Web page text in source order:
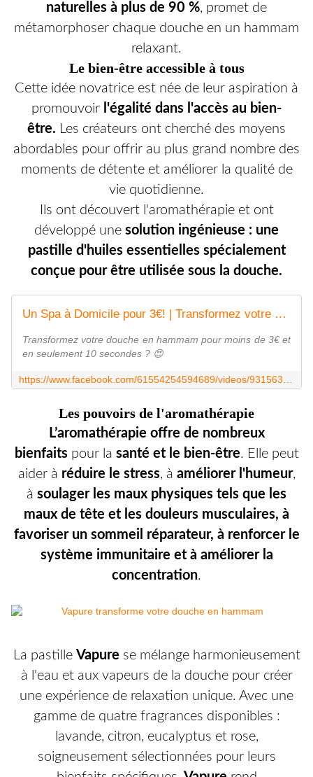
naturelles à plus de 90 %, promet de
métamorphoser chaque douche en un hammam
relaxant.
Le bien-être accessible à tous
Cette idée novatrice est née de leur aspiration à
promouvoir l'égalité dans l'accès au bien-
être. Les créateurs ont cherché des moyens
abordables pour offrir au plus grand nombre des
moments de détente et améliorer la qualité de
vie quotidienne.
Ils ont découvert l'aromathérapie et ont
développé une solution ingénieuse : une
pastille d'huiles essentielles spécialement
conçue pour être utilisée sous la douche.
Un Spa à Domicile pour 3€! | Transformez votre douche en hammam pour moins de 3€ et en seulement 10 secondes ? 😍 | By VapureFacebook
Transformez votre douche en hammam pour moins de 3€ et
en seulement 10 secondes ? 😍
Les pouvoirs de l'aromathérapie
L’aromathérapie offre de nombreux
bienfaits pour la santé et le bien-être. Elle peut
aider à réduire le stress, à améliorer l'humeur,
à soulager les maux physiques tels que les
maux de tête et les douleurs musculaires, à
favoriser un sommeil réparateur, à renforcer le
système immunitaire et à améliorer la
concentration.
La pastille Vapure se mélange harmonieusement
à l'eau et aux vapeurs de la douche pour créer
une expérience de relaxation unique. Avec une
gamme de quatre fragrances disponibles :
lavande, citron, eucalyptus et rose,
soigneusement sélectionnées pour leurs